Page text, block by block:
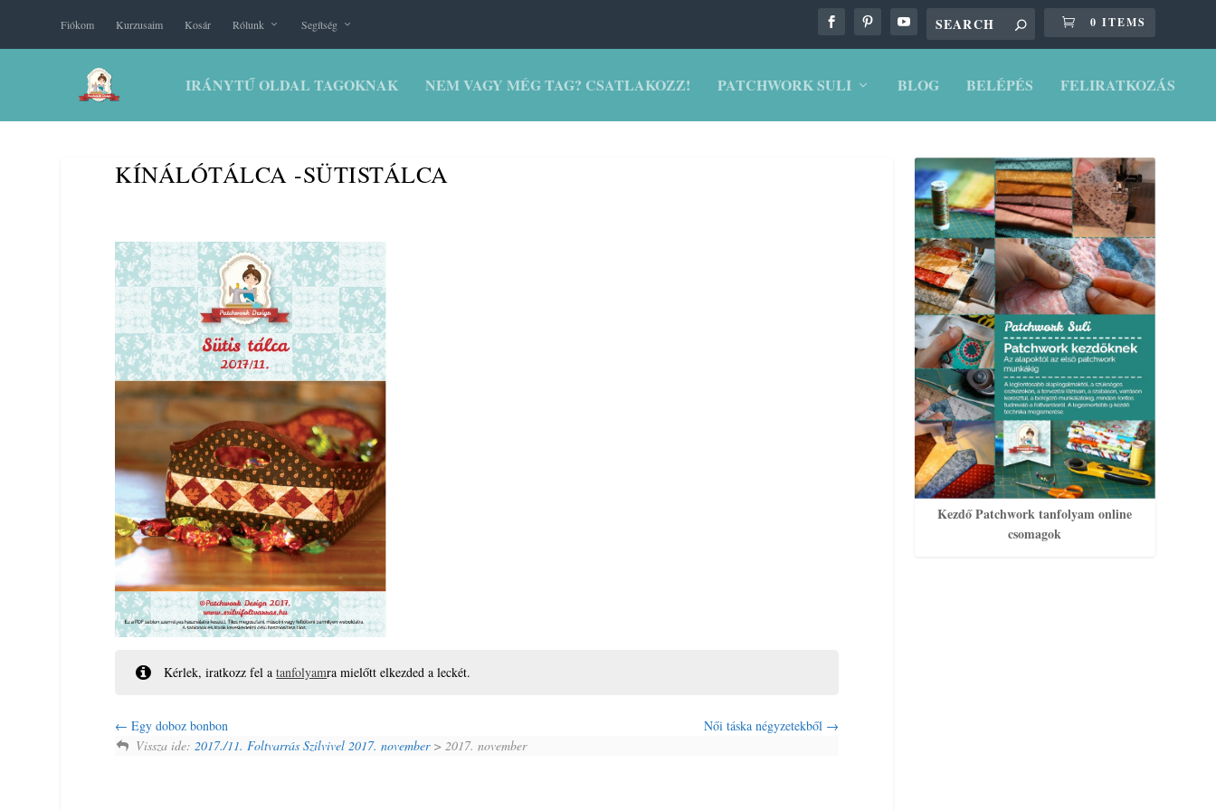
Fiókom Kurzusaim Kosár Rólunk Segítség 0 ITEMS
IRÁNYTŰ OLDAL TAGOKNAK NEM VAGY MÉG TAG? CSATLAKOZZ! PATCHWORK SULI BLOG BELÉPÉS FELIRATKOZÁS
KÍNÁLÓTÁLCA -SÜTISTÁLCA
Kérlek, iratkozz fel atanfolyamra mielőtt elkezded a leckét.
Egy doboz bonbon
Női táska négyzetekből
Vissza ide: 2017./11. Foltvarrás Szilvivel 2017. november> 2017. november
Kezdő Patchwork tanfolyam online
csomagok